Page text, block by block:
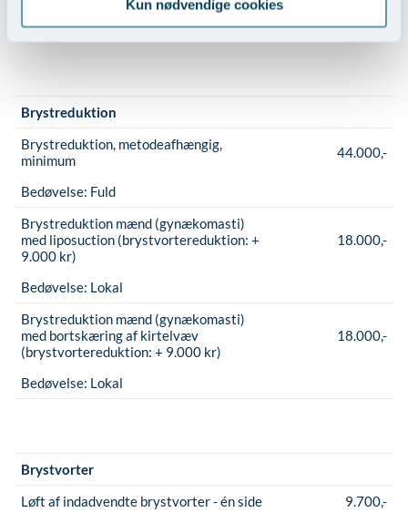
Kun nødvendige cookies
Bedøvelse:Fuld
Brystreduktion
Brystreduktion, metodeafhængig,
minimum
44.000,-
Bedøvelse: Fuld
Brystreduktion mænd (gynækomasti)
med liposuction (brystvortereduktion: +
9.000 kr)
18.000,-
Bedøvelse: Lokal
Brystreduktion mænd (gynækomasti)
med bortskæring af kirtelvæv
(brystvortereduktion: + 9.000 kr)
18.000,-
Bedøvelse: Lokal
Brystvorter
Løft af indadvendte brystvorter - én side
9.700,-